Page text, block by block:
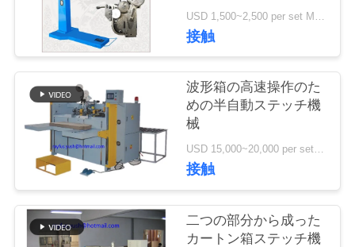
達
な
操作
USD 1,500~2,500 per set MOQ:1セット
接触
波形箱の高速操作のた
めの半自動ステッチ機
械
USD 15,000~20,000 per set MOQ:1セット
接触
二つの部分から成った
カートン箱ステッチ機